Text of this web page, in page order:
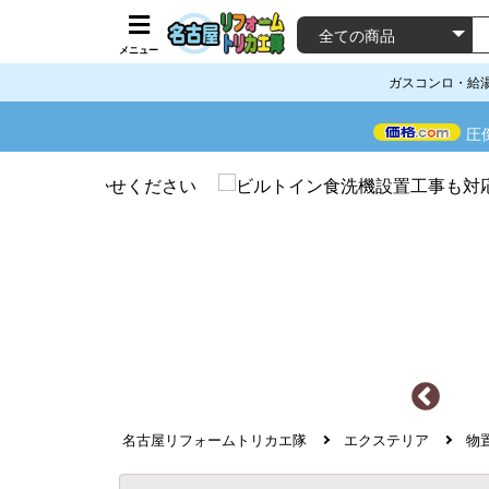
メニュー
ガスコンロ・給
圧
名古屋リフォームトリカエ隊 エクステリア 物